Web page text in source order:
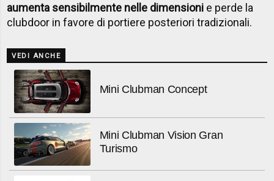
aumenta sensibilmente nelle dimensioni e perde la
clubdoor in favore di portiere posteriori tradizionali.
VEDI ANCHE
Mini Clubman Concept
Mini Clubman Vision Gran
Turismo